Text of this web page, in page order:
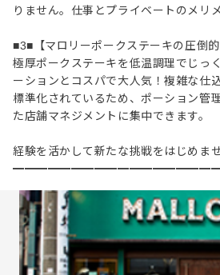
りません。仕事とプライベートのメリ
■3■【マロリーポークステーキの圧倒的
極厚ポークステーキを低温調理でじっ
ーションとコスパで大人気！複雑な仕
標準化されているため、ポーション管
た店舗マネジメントに集中できます。
経験を活かして新たな挑戦をはじめま